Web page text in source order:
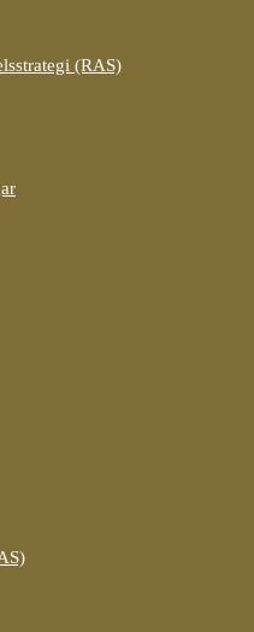
(RAS)